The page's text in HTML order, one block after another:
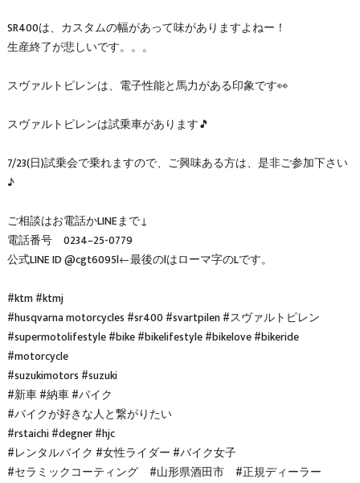
SR400は、カスタムの幅があって味がありますよねー！
生産終了が悲しいです。。。
スヴァルトピレンは、電子性能と馬力がある印象です👀
スヴァルトピレンは試乗車があります🎵
7/23(日)試乗会で乗れますので、ご興味ある方は、是非ご参加下さい
♪
ご相談はお電話かLINEまで↓
電話番号 0234–25-0779
公式LINE ID @cgt6095l←最後のlはローマ字のLです。
#ktm #ktmj
#husqvarna motorcycles #sr400 #svartpilen #スヴァルトピレン
#supermotolifestyle #bike #bikelifestyle #bikelove #bikeride
#motorcycle
#suzukimotors #suzuki
#新車 #納車 #バイク
#バイクが好きな人と繋がりたい
#rstaichi #degner #hjc
#レンタルバイク #女性ライダー #バイク女子
#セラミックコーティング #山形県酒田市 #正規ディーラー